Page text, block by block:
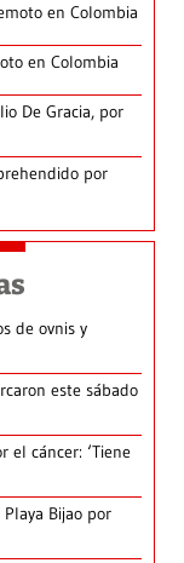
en Colombia
en Colombia
De Gracia, por
por
de ovnis y
este sábado
cáncer: ‘Tiene
Bijao por